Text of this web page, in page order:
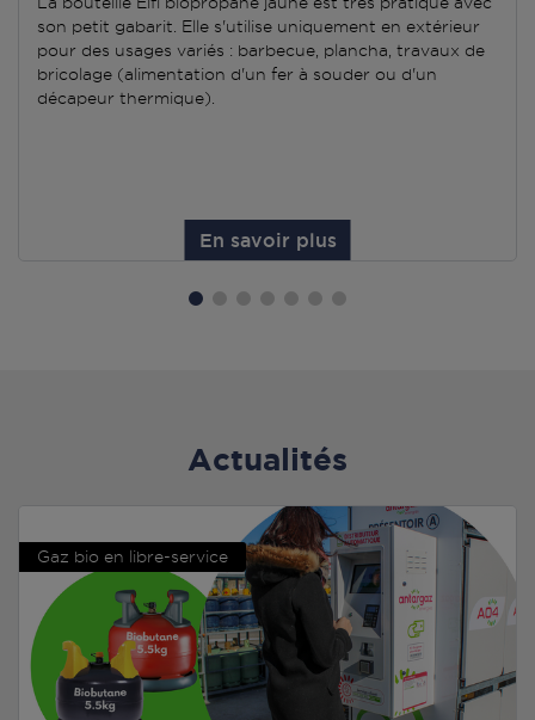
son petit gabarit. Elle s'utilise uniquement en extérieur
pour des usages variés : barbecue, plancha, travaux de
bricolage (alimentation d'un fer à souder ou d'un
décapeur thermique).
En savoir plus
Actualités
Gaz bio en libre-service